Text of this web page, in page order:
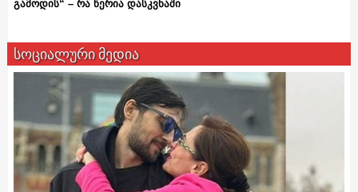
გამოდის“ – რა წერია დასკვნაში
სოციალური მედია